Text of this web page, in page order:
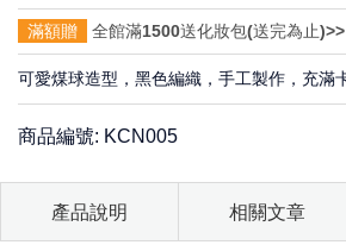
滿額贈 全館滿1500送化妝包(送完為止)>>
可愛煤球造型，黑色編織，手工製作，充滿
商品編號: KCN005
產品說明 相關文章